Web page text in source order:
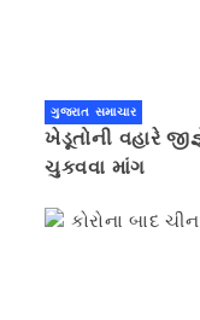
ગુજરાત સમાચાર
ખેડૂતોની વહારે
ચુકવવા માંગ